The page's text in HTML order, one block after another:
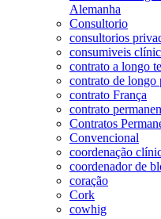
Alemanha
Consultorio
consultorios
consumiveis
contrato a longo
contrato de longo
contrato França
contrato
Contratos
Convencional
coordenação
coordenador de
coração
Cork
cowhig